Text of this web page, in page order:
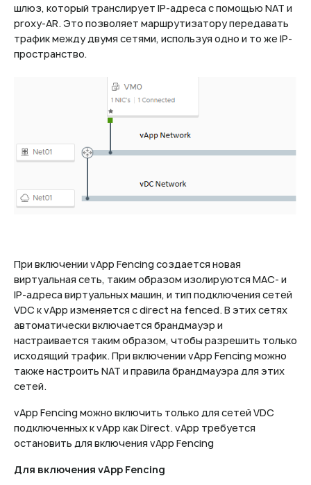
шлюз, который транслирует IP-адреса с помощью NAT и
proxy-AR. Это позволяет маршрутизатору передавать
трафик между двумя сетями, используя одно и то же IP-
пространство.
При включении vApp Fencing создается новая
виртуальная сеть, таким образом изолируются MAC- и
IP-адреса виртуальных машин, и тип подключения сетей
VDC к vApp изменяется с direct на fenced. В этих сетях
автоматически включается брандмауэр и
настраивается таким образом, чтобы разрешить только
исходящий трафик. При включении vApp Fencing можно
также настроить NAT и правила брандмауэра для этих
сетей.
vApp Fencing можно включить только для сетей VDC
подключенных к vApp как Direct. vApp требуется
остановить для включения vApp Fencing
Для включения vApp Fencing